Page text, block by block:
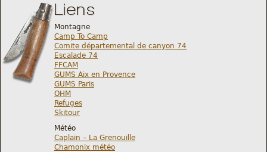
Liens
Montagne
Camp To Camp
Comite départemental de canyon 74
Escalade 74
FFCAM
GUMS Aix en Provence
GUMS Paris
OHM
Refuges
Skitour
Météo
Caplain – La Grenouille
Chamonix météo